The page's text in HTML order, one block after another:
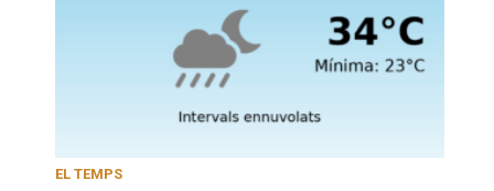
EL TEMPS